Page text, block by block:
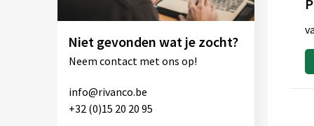
Niet gevonden wat je zocht?
Neem contact met ons op!
info@rivanco.be
+32 (0)15 20 20 95